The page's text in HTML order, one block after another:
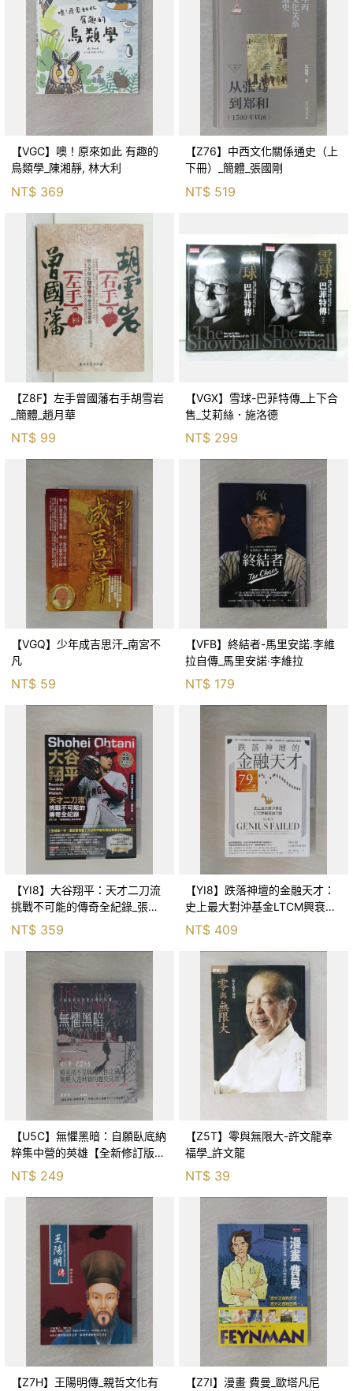
【VGC】噢！原來如此 有趣的
鳥類學_陳湘靜, 林大利
NT$ 369
【Z76】中西文化關係通史（上
下冊）_簡體_張國剛
NT$ 519
【Z8F】左手曾國藩右手胡雪岩
_簡體_趙月華
NT$ 99
【VGX】雪球-巴菲特傳_上下合
售_艾莉絲．施洛德
NT$ 299
【VGQ】少年成吉思汗_南宮不
凡
NT$ 59
【VFB】終結者-馬里安諾.李維
拉自傳_馬里安諾‧李維拉
NT$ 179
【YI8】大谷翔平：天才二刀流
挑戰不可能的傳奇全紀錄_張尤
金
NT$ 359
【YI8】跌落神壇的金融天才：
史上最大對沖基金LTCM興衰啟
示錄_羅傑．羅溫斯坦, 林東翰
NT$ 409
【U5C】無懼黑暗：自願臥底納
粹集中營的英雄【全新修訂版】
_威托德．皮雷茨基, 黃煜文
NT$ 249
【Z5T】零與無限大-許文龍幸
福學_許文龍
NT$ 39
【Z7H】王陽明傳_親哲文化有
【Z7I】漫畫 費曼_歐塔凡尼